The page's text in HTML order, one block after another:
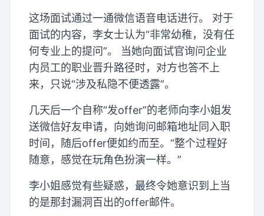
这场面试通过一通微信语音电话进行。 对于
面试的内容，李女士认为“非常幼稚，没有任
何专业上的提问”。 当她向面试官询问企业
内员工的职业晋升路径时，对方也答不上
来，只说“涉及私隐不便透露”。
几天后一个自称“发offer”的老师向李小姐发
送微信好友申请，向她询问邮箱地址同入职
时间，随后offer便如约而至。“整个过程好
随意，感觉在玩角色扮演一样。”
李小姐感觉有些疑惑，最终令她意识到上当
的是那封漏洞百出的offer邮件。